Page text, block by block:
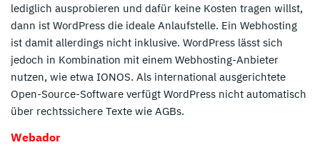
lediglich ausprobieren und dafür keine Kosten tragen willst,
dann ist WordPress die ideale Anlaufstelle. Ein Webhosting
ist damit allerdings nicht inklusive. WordPress lässt sich
jedoch in Kombination mit einem Webhosting-Anbieter
nutzen, wie etwa IONOS. Als international ausgerichtete
Open-Source-Software verfügt WordPress nicht automatisch
über rechtssichere Texte wie AGBs.
Webador